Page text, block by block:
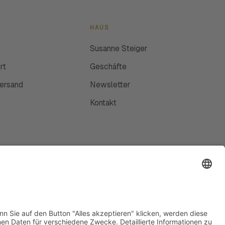
HAUS
Susanne Steiger
Geschäfte
Newsletter
Kontakt